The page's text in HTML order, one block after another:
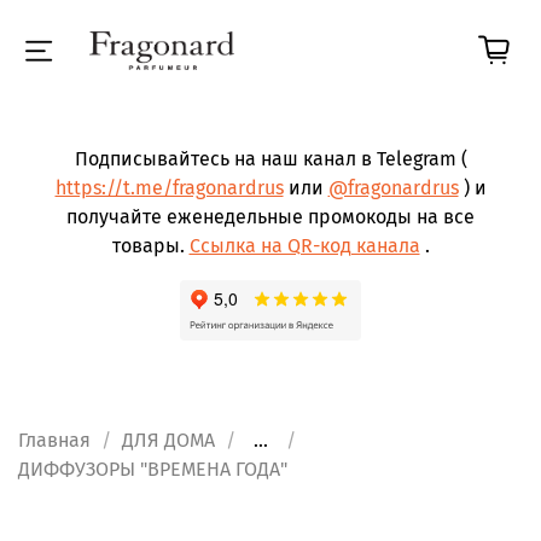
Подписывайтесь на наш канал в Telegram (
https://t.me/fragonardrusили @fragonardrus) и
получайте еженедельные промокоды на все
товары. Ссылка на QR-код канала .
Главная ДЛЯ ДОМА
...
ДИФФУЗОРЫ "ВРЕМЕНА ГОДА"